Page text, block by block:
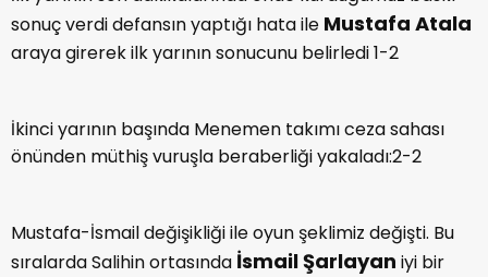
sonuç verdi defansın yaptığı hata ile Mustafa Atala
araya girerek ilk yarının sonucunu belirledi 1-2
İkinci yarının başında Menemen takımı ceza sahası
önünden müthiş vuruşla beraberliği yakaladı:2-2
Mustafa-İsmail değişikliği ile oyun şeklimiz değişti. Bu
sıralarda Salihin ortasında İsmail Şarlayan iyi bir